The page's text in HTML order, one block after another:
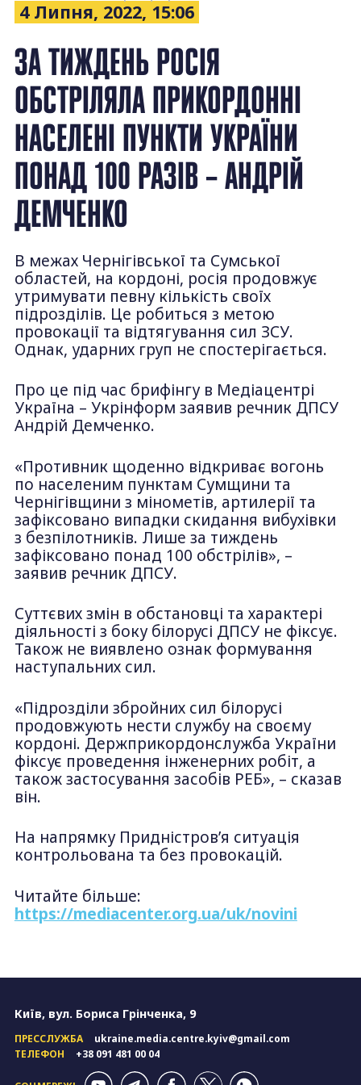
4 Липня, 2022, 15:06
ЗА ТИЖДЕНЬ РОСІЯ
ОБСТРІЛЯЛА ПРИКОРДОННІ
НАСЕЛЕНІ ПУНКТИ УКРАЇНИ
ПОНАД 100 РАЗІВ – АНДРІЙ
ДЕМЧЕНКО
В межах Чернігівської та Сумської
областей, на кордоні, росія продовжує
утримувати певну кількість своїх
підрозділів. Це робиться з метою
провокації та відтягування сил ЗСУ.
Однак, ударних груп не спостерігається.
Про це під час брифінгу в Медіацентрі
Україна – Укрінформ заявив речник ДПСУ
Андрій Демченко.
«Противник щоденно відкриває вогонь
по населеним пунктам Сумщини та
Чернігівщини з мінометів, артилерії та
зафіксовано випадки скидання вибухівки
з безпілотників. Лише за тиждень
зафіксовано понад 100 обстрілів», –
заявив речник ДПСУ.
Суттєвих змін в обстановці та характері
діяльності з боку білорусі ДПСУ не фіксує.
Також не виявлено ознак формування
наступальних сил.
«Підрозділи збройних сил білорусі
продовжують нести службу на своєму
кордоні. Держприкордонслужба України
фіксує проведення інженерних робіт, а
також застосування засобів РЕБ», – сказав
він.
На напрямку Придністров’я ситуація
контрольована та без провокацій.
Читайте більше:
https://mediacenter.org.ua/uk/novini
Київ, вул. Бориса Грінченка, 9
ПРЕССЛУЖБА
ukraine.media.centre.kyiv@gmail.com
ТЕЛЕФОН
+38 091 481 00 04